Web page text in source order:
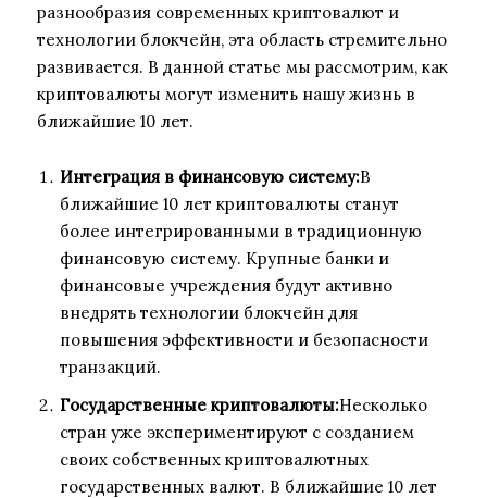
разнообразия современных криптовалют и
технологии блокчейн, эта область стремительно
развивается. В данной статье мы рассмотрим, как
криптовалюты могут изменить нашу жизнь в
ближайшие 10 лет.
Интеграция в финансовую систему:В
ближайшие 10 лет криптовалюты станут
более интегрированными в традиционную
финансовую систему. Крупные банки и
финансовые учреждения будут активно
внедрять технологии блокчейн для
повышения эффективности и безопасности
транзакций.
Государственные криптовалюты:Несколько
стран уже экспериментируют с созданием
своих собственных криптовалютных
государственных валют. В ближайшие 10 лет